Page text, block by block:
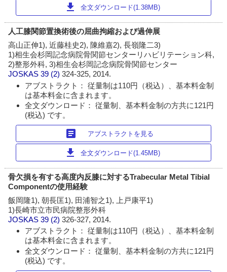
download 全文ダウンロード(1.38MB)
人工膝関節置換術後の屈曲拘縮および過伸展
高山正伸1), 近藤桂史2), 陳維嘉2), 長嶺隆二3)
1)相生会杉岡記念病院骨関節センターリハビリテーション科,
2)整形外科, 3)相生会杉岡記念病院骨関節センター
JOSKAS 39 (2)324-325, 2014.
アブストラクト： 従量制は110円（税込）、基本料金制
は基本料金に含まれます。
全文ダウンロード： 従量制、基本料金制の方共に121円
(税込) です。
article アブストラクトを見る
download 全文ダウンロード(1.45MB)
骨欠損を有する高度内反膝に対するTrabecular Metal Tibial
Componentの使用経験
飯岡隆1), 朝長匡1), 田浦智之1), 上戸康平1)
1)長崎市立市民病院整形外科
JOSKAS 39 (2)326-327, 2014.
アブストラクト： 従量制は110円（税込）、基本料金制
は基本料金に含まれます。
全文ダウンロード： 従量制、基本料金制の方共に121円
(税込) です。